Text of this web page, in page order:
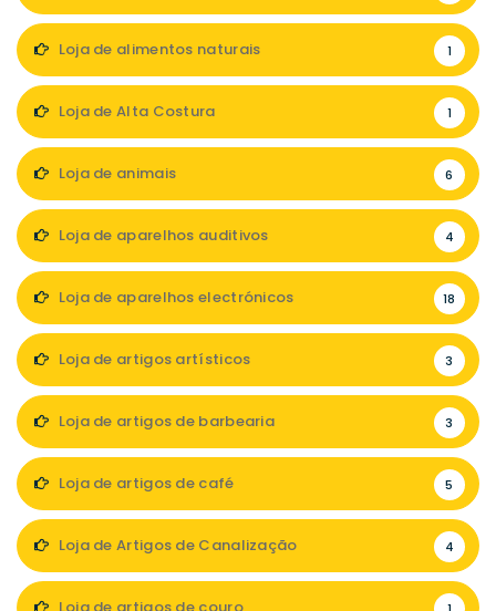
Loja de alimentos naturais 1
Loja de Alta Costura 1
Loja de animais 6
Loja de aparelhos auditivos 4
Loja de aparelhos electrónicos 18
Loja de artigos artísticos 3
Loja de artigos de barbearia 3
Loja de artigos de café 5
Loja de Artigos de Canalização 4